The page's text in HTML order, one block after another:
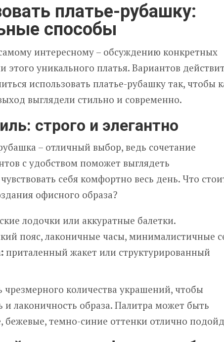
платье-рубашку:
способы
интересному – обсуждению конкретных
этого уникального платья. Вариантов
использовать платье-рубашку так, чтобы
выглядели стильно и современно.
строго и элегантно
– отличный выбор, ведь сочетание
с удобством поможет выглядеть
себя комфортно весь день. Что
офисного образа?
лодочки или аккуратные балетки.
пояс, лаконичные часы, минималистичные
приталенный жакет или структурированный
чрезмерного количества украшений, чтобы
и лаконичность образа. Палитра может быть
бежевые, темно-синие оттенки отлично